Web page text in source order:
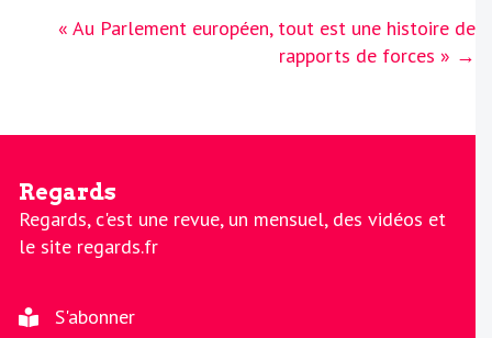
« Au Parlement européen, tout est une histoire de
rapports de forces » →
Regards
Regards, c'est une revue, un mensuel, des vidéos et
le site regards.fr
S'abonner